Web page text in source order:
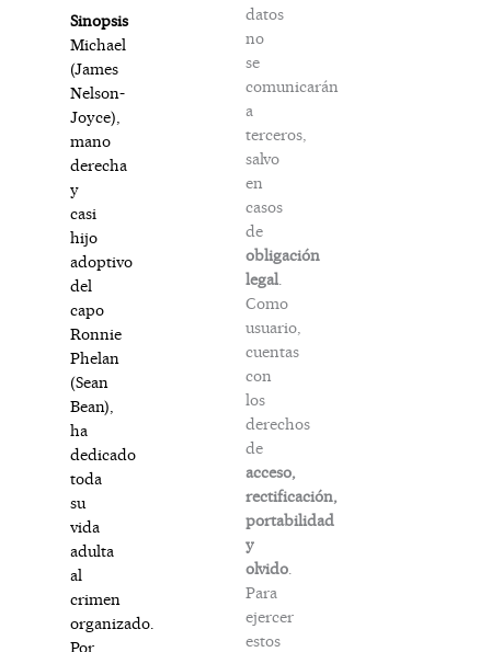
Sinopsis
Michael
(James
Nelson-
Joyce),
mano
derecha
y
casi
hijo
adoptivo
del
capo
Ronnie
Phelan
(Sean
Bean),
ha
dedicado
toda
su
vida
adulta
al
crimen
organizado.
Por
datos
no
se
comunicarán
a
terceros,
salvo
en
casos
de
obligación
legal.
Como
usuario,
cuentas
con
los
derechos
de
acceso,
rectificación,
portabilidad
y
olvido.
Para
ejercer
estos